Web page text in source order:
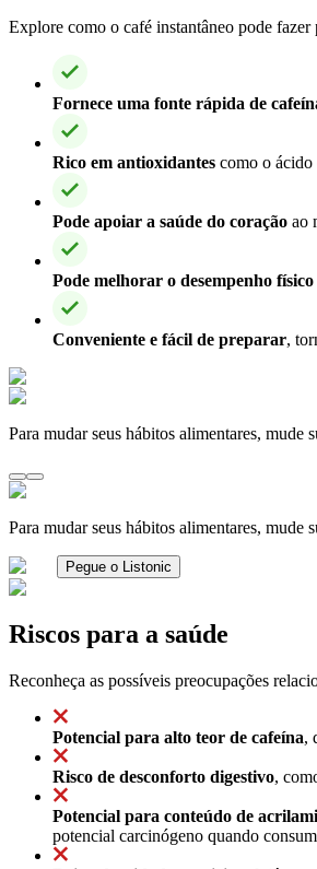
Explore como o café instantâneo pode fazer
Fornece uma fonte rápida de
Rico em antioxidantes como o ácido
Pode apoiar a saúde do coração ao
Pode melhorar o desempenho físico
Conveniente e fácil de preparar,
Para mudar seus hábitos alimentares, mude
Para mudar seus hábitos alimentares, mude
Pegue o Listonic
Riscos para a saúde
Reconheça as possíveis preocupações
Potencial para alto teor de cafeína,
Risco de desconforto digestivo,
Potencial para conteúdo de
potencial carcinógeno quando